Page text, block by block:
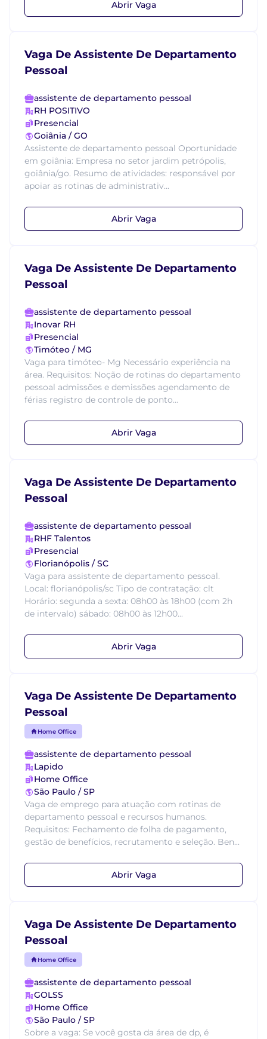
Abrir Vaga
Vaga De Assistente De Departamento
Pessoal
assistente de departamento pessoal
RH POSITIVO
Presencial
Goiânia / GO
Assistente de departamento pessoal Oportunidade
em goiânia: Empresa no setor jardim petrópolis,
goiânia/go. Resumo de atividades: responsável por
apoiar as rotinas de administrativ...
Abrir Vaga
Vaga De Assistente De Departamento
Pessoal
assistente de departamento pessoal
Inovar RH
Presencial
Timóteo / MG
Vaga para timóteo- Mg Necessário experiência na
área. Requisitos: Noção de rotinas do departamento
pessoal admissões e demissões agendamento de
férias registro de controle de ponto...
Abrir Vaga
Vaga De Assistente De Departamento
Pessoal
assistente de departamento pessoal
RHF Talentos
Presencial
Florianópolis / SC
Vaga para assistente de departamento pessoal.
Local: florianópolis/sc Tipo de contratação: clt
Horário: segunda a sexta: 08h00 às 18h00 (com 2h
de intervalo) sábado: 08h00 às 12h00...
Abrir Vaga
Vaga De Assistente De Departamento
Pessoal
Home Office
assistente de departamento pessoal
Lapido
Home Office
São Paulo / SP
Vaga de emprego para atuação com rotinas de
departamento pessoal e recursos humanos.
Requisitos: Fechamento de folha de pagamento,
gestão de benefícios, recrutamento e seleção. Ben...
Abrir Vaga
Vaga De Assistente De Departamento
Pessoal
Home Office
assistente de departamento pessoal
GOLSS
Home Office
São Paulo / SP
Sobre a vaga: Se você gosta da área de dp, é